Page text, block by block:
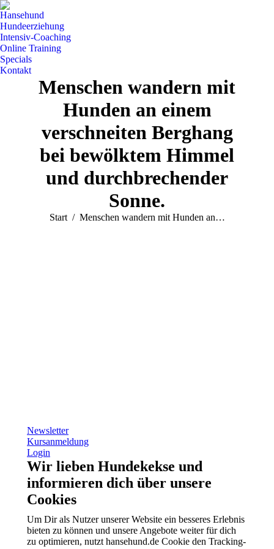
Hansehund
Hundeerziehung
Intensiv-Coaching
Online Training
Specials
Kontakt
Menschen wandern mit
Hunden an einem
verschneiten Berghang
bei bewölktem Himmel
und durchbrechender
Sonne.
Sie befinden sich hier:
Start Menschen wandern mit Hunden an…
Newsletter
Kursanmeldung
Login
Wir lieben Hundekekse und
informieren dich über unsere
Cookies
Um Dir als Nutzer unserer Website ein besseres Erlebnis
bieten zu können und unsere Angebote weiter für dich
zu optimieren, nutzt hansehund.de Cookie den Tracking-